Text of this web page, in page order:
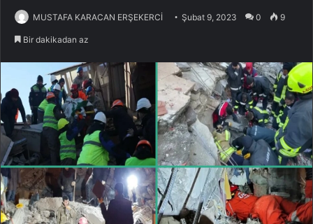
MUSTAFA KARACAN ERŞEKERCİ Şubat 9, 2023 0 9
Bir dakikadan az